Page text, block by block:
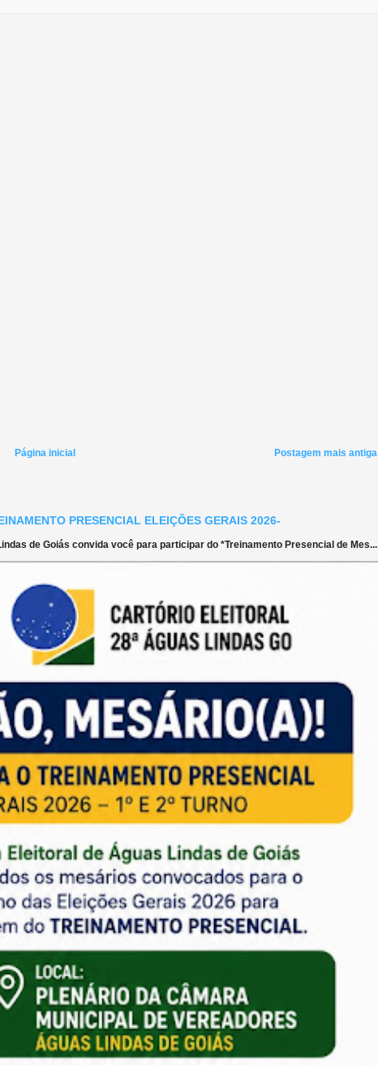
Postagem mais antiga
Página inicial
PRESENCIAL ELEIÇÕES GERAIS 2026-
de Goiás convida você para participar do *Treinamento Presencial de Mes...